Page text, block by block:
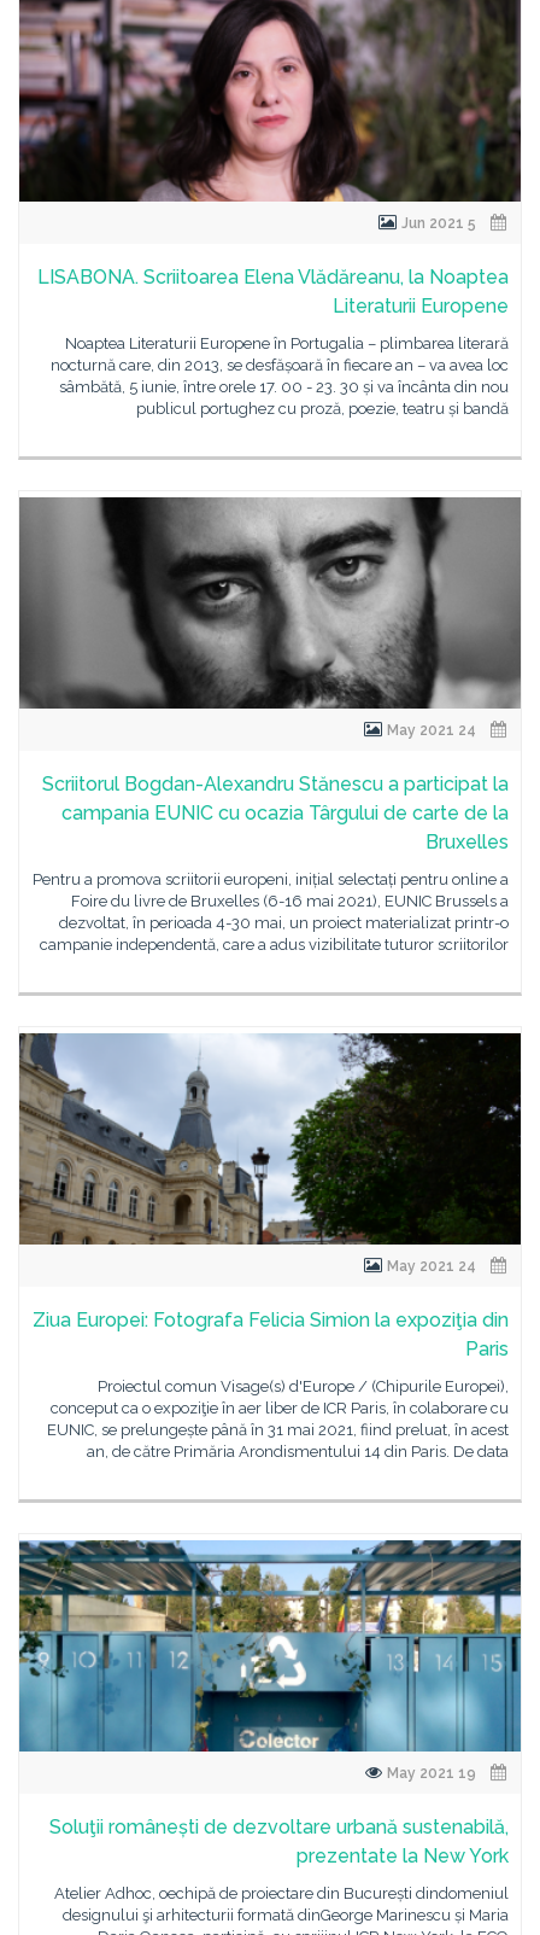
LISABONA. Scriitoarea Elena Vlădăreanu, la Noaptea
Literaturii Europene
Noaptea Literaturii Europene în Portugalia – plimbarea literară
nocturnă care, din 2013, se desfășoară în fiecare an – va avea loc
sâmbătă, 5 iunie, între orele 17. 00 - 23. 30 și va încânta din nou
publicul portughez cu proză, poezie, teatru și bandă
Scriitorul Bogdan-Alexandru Stănescu a participat la
campania EUNIC cu ocazia Târgului de carte de la
Bruxelles
Pentru a promova scriitorii europeni, inițial selectați pentru online a
Foire du livre de Bruxelles (6-16 mai 2021), EUNIC Brussels a
dezvoltat, în perioada 4-30 mai, un proiect materializat printr-o
campanie independentă, care a adus vizibilitate tuturor scriitorilor
Ziua Europei: Fotografa Felicia Simion la expoziţia din
Paris
Proiectul comun Visage(s) d'Europe / (Chipurile Europei),
conceput ca o expoziţie în aer liber de ICR Paris, în colaborare cu
EUNIC, se prelungește până în 31 mai 2021, fiind preluat, în acest
an, de către Primăria Arondismentului 14 din Paris. De data
Soluţii românești de dezvoltare urbană sustenabilă,
prezentate la New York
Atelier Adhoc, oechipă de proiectare din București dindomeniul
designului şi arhitecturii formată dinGeorge Marinescu și Maria